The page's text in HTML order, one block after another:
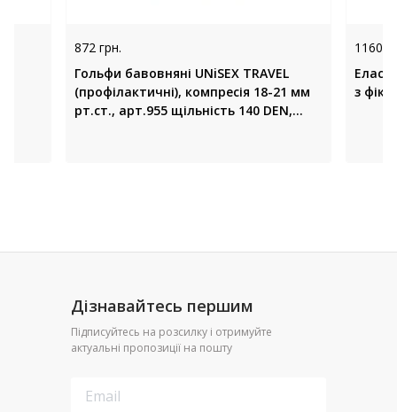
872 грн.
Гольфи бавовняні UNiSEX TRAVEL
(профілактичні), компресія 18-21 мм
рт.ст., арт.955 щільність 140 DEN,
1160
з
Дізнавайтесь першим
Підписуйтесь на розсилку і отримуйте
актуальні пропозиції на пошту